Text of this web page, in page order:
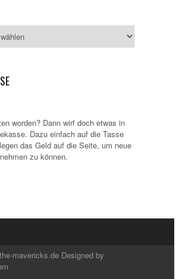
worden? Dann wirf doch etwas in
Dazu einfach auf die Tasse
das Geld auf die Seite, um neue
zu können.
mavericks.de Designed by